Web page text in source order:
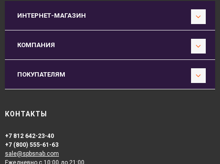
ИНТЕРНЕТ-МАГАЗИН
КОМПАНИЯ
ПОКУПАТЕЛЯМ
КОНТАКТЫ
+7 812 642-23-40
+7 (800) 555-61-63
sale@spbsnab.com
Ежедневно с 10:00 до 21:00